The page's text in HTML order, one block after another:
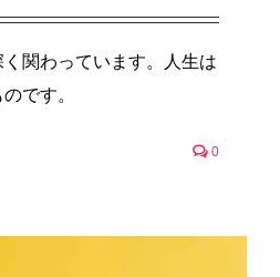
関わっています。人生は
です。
0